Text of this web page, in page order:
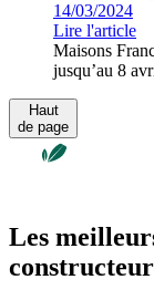
14/03/2024
Lire l'article
Maisons
jusqu’au 8
Haut
de page
Les